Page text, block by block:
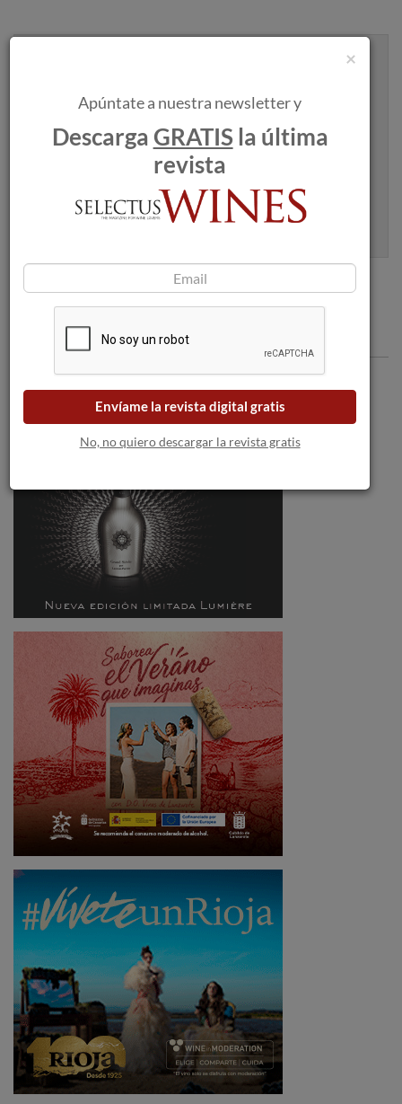
Apúntame
Comentarios
×
Apúntate a nuestra newsletter y
DescargaGRATIS la última
revista
Envíame la revista digital gratis
No, no quiero descargar la revista gratis